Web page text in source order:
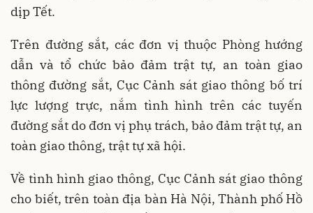
dịp Tết.
Trên đường sắt, các đơn vị thuộc Phòng hướng
dẫn và tổ chức bảo đảm trật tự, an toàn giao
thông đường sắt, Cục Cảnh sát giao thông bố trí
lực lượng trực, nắm tình hình trên các tuyến
đường sắt do đơn vị phụ trách, bảo đảm trật tự, an
toàn giao thông, trật tự xã hội.
Về tình hình giao thông, Cục Cảnh sát giao thông
cho biết, trên toàn địa bàn Hà Nội, Thành phố Hồ